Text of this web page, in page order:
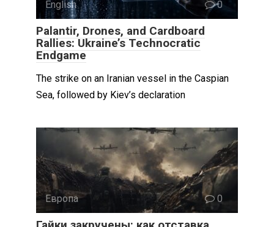
English 0
Palantir, Drones, and Cardboard
Rallies: Ukraine’s Technocratic
Endgame
The strike on an Iranian vessel in the Caspian
Sea, followed by Kiev’s declaration
Европа 0